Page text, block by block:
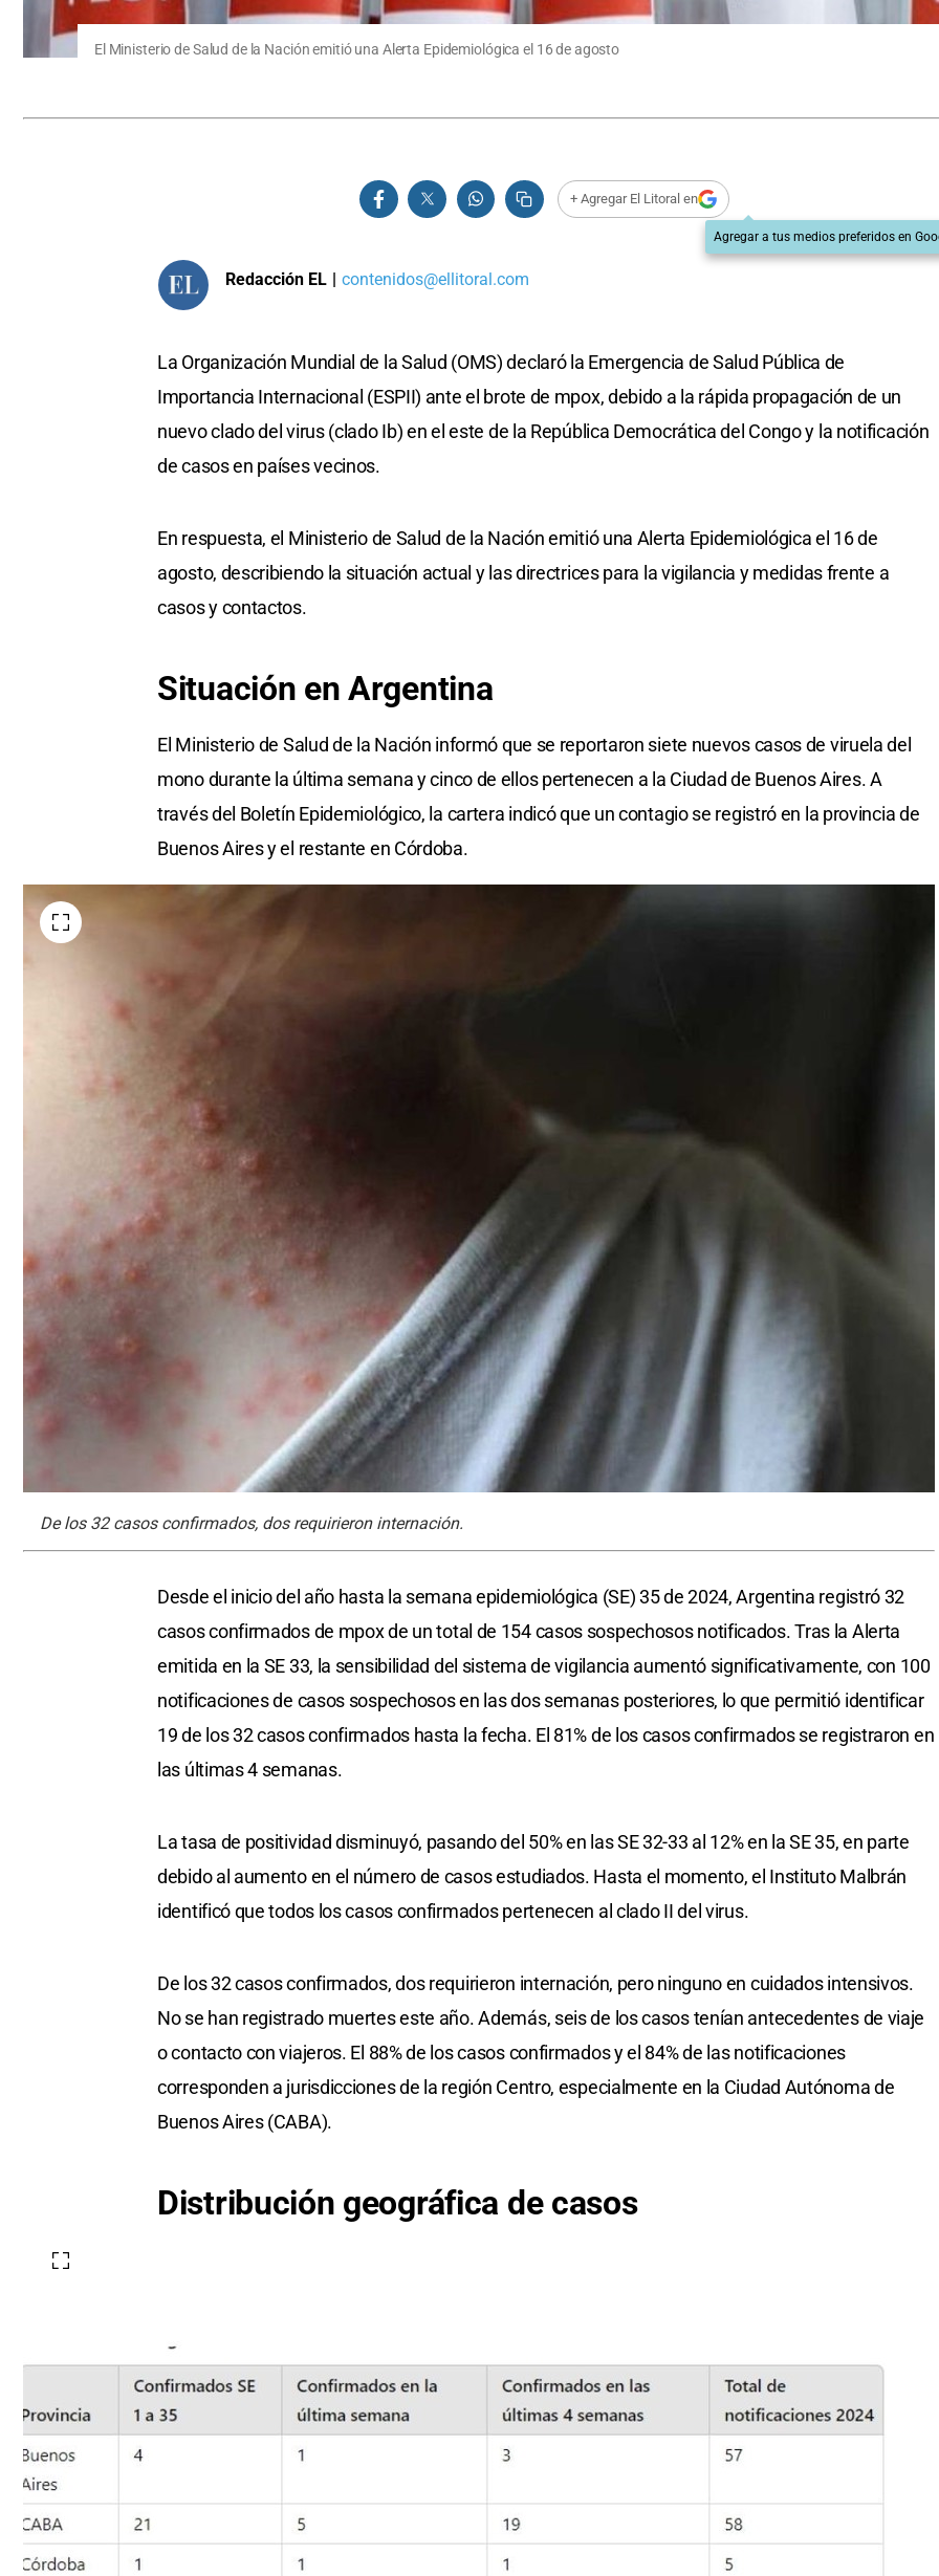
El Ministerio de Salud de la Nación emitió una Alerta Epidemiológica el 16 de agosto
+ Agregar El Litoral en
Agregar a tus medios preferidos en
Redacción EL | contenidos@ellitoral.com
La Organización Mundial de la Salud (OMS) declaró la Emergencia de Salud Pública de
Importancia Internacional (ESPII) ante el brote de mpox, debido a la rápida propagación de un
nuevo clado del virus (clado Ib) en el este de la República Democrática del Congo y la notificación
de casos en países vecinos.
En respuesta, el Ministerio de Salud de la Nación emitió una Alerta Epidemiológica el 16 de
agosto, describiendo la situación actual y las directrices para la vigilancia y medidas frente a
casos y contactos.
Situación en Argentina
El Ministerio de Salud de la Nación informó que se reportaron siete nuevos casos de viruela del
mono durante la última semana y cinco de ellos pertenecen a la Ciudad de Buenos Aires. A
través del Boletín Epidemiológico, la cartera indicó que un contagio se registró en la provincia de
Buenos Aires y el restante en Córdoba.
De los 32 casos confirmados, dos requirieron internación.
Desde el inicio del año hasta la semana epidemiológica (SE) 35 de 2024, Argentina registró 32
casos confirmados de mpox de un total de 154 casos sospechosos notificados. Tras la Alerta
emitida en la SE 33, la sensibilidad del sistema de vigilancia aumentó significativamente, con 100
notificaciones de casos sospechosos en las dos semanas posteriores, lo que permitió identificar
19 de los 32 casos confirmados hasta la fecha. El 81% de los casos confirmados se registraron en
las últimas 4 semanas.
La tasa de positividad disminuyó, pasando del 50% en las SE 32-33 al 12% en la SE 35, en parte
debido al aumento en el número de casos estudiados. Hasta el momento, el Instituto Malbrán
identificó que todos los casos confirmados pertenecen al clado II del virus.
De los 32 casos confirmados, dos requirieron internación, pero ninguno en cuidados intensivos.
No se han registrado muertes este año. Además, seis de los casos tenían antecedentes de viaje
o contacto con viajeros. El 88% de los casos confirmados y el 84% de las notificaciones
corresponden a jurisdicciones de la región Centro, especialmente en la Ciudad Autónoma de
Buenos Aires (CABA).
Distribución geográfica de casos